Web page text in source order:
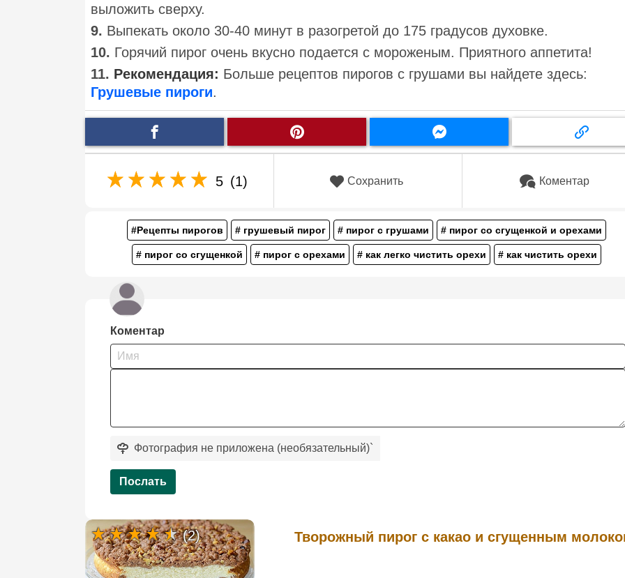
выложить сверху.
9. Выпекать около 30-40 минут в разогретой до 175 градусов духовке.
10. Горячий пирог очень вкусно подается с мороженым. Приятного аппетита!
11. Рекомендация: Больше рецептов пирогов с грушами вы найдете здесь:
Грушевые пироги.
5 (1) Сохранить Коментар
#Рецепты пирогов # грушевый пирог # пирог с грушами # пирог со сгущенкой и орехами
# пирог со сгущенкой # пирог с орехами # как легко чистить орехи # как чистить орехи
Коментар
Фотография не приложена (необязательный)`
Послать
Творожный пирог с какао и сгущенным
(2)